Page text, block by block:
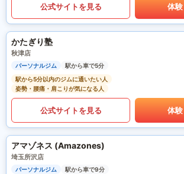
公式サイトを見る 体
かたぎり塾
秋津店
パーソナルジム
駅から車で5分
駅から5分以内のジムに通いたい人
姿勢・腰痛・肩こりが気になる人
公式サイトを見る 体
アマゾネス (Amazones)
埼玉所沢店
パーソナルジム
駅から車で9分